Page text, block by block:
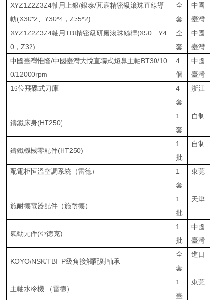
XYZ1Z2Z3Z4軸用上銀/銀泰/芃宸精密級滾珠直線導
軌(X30*2、Y30*4，Z35*2)
全
套
中國
臺灣
XYZ1Z2Z3Z4軸用TBI精密級研磨滾珠絲桿(X50，Y4
0，Z32)
全
套
中國
臺灣
中國臺灣惟隆/中國臺灣大悅直聯式短鼻主軸BT30/10
0/12000rpm
4
個
中國
臺灣
16位飛碟式刀庫
4
套
浙江
鑄鐵床身(HT250)
1
套
自制
鑄鐵機械零配件(HT250)
1
批
自制
配電柜恒溫空調系統（雷德）
1
套
東莞
施耐德電器配件（施耐德）
1
批
天津
氣動元件(亞德克)
1
批
中國
臺灣
KOYO/NSK/TBI P級角接觸配對軸承
全
套
進口
主軸水冷機 （雷德）
1
臺
東莞